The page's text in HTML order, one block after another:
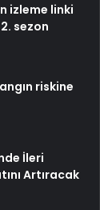
izleme linki
sezon
riskine
İleri
Artıracak